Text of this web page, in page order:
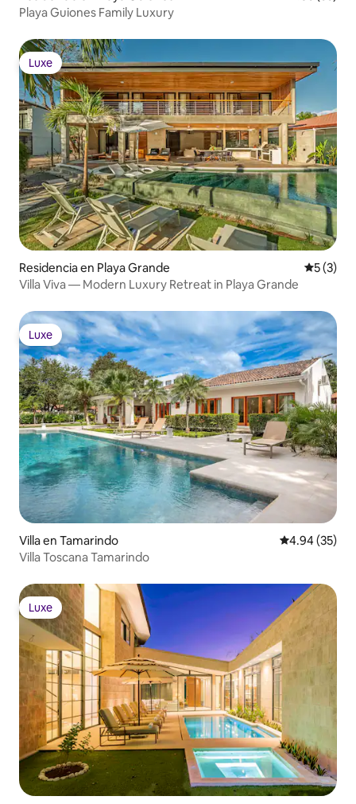
Playa Guiones Family Luxury
Luxe
Luxe
Residencia en Playa Grande
5 (3)
Villa Viva — Modern Luxury Retreat in Playa Grande
Luxe
Luxe
Villa en Tamarindo Calificación
4.94 (35)
Villa Toscana Tamarindo
Luxe
Luxe